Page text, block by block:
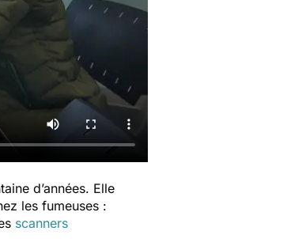
d’années. Elle
les fumeuses :
scanners